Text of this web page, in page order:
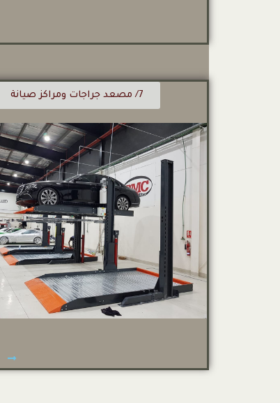
7/ مصعد جراجات ومراكز صيانة